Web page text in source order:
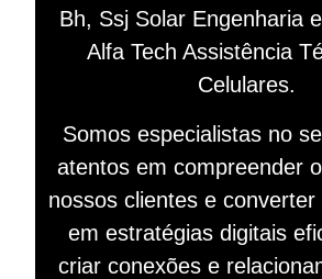
Bh, Ssj Solar Engenharia
Alfa Tech Assistência
Celulares.
Somos especialistas no
atentos em compreender
nossos clientes e
em estratégias digitais
criar conexões e